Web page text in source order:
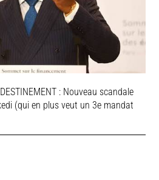
: Nouveau scandale
(qui en plus veut un 3e mandat